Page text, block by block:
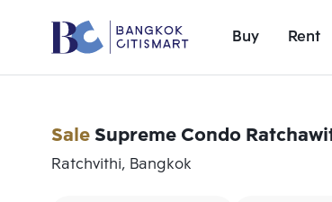
Buy Rent
SaleSupreme Condo
Ratchvithi, Bangkok